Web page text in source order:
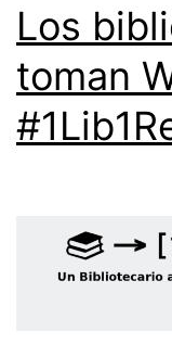
Los
toman